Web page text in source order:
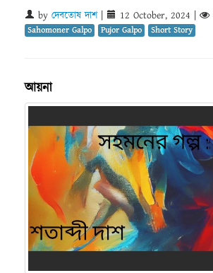
by দেবতোষ দাশ| 12 October, 2024 |
Sahomoner Galpo Pujor Galpo Short Story
আয়না